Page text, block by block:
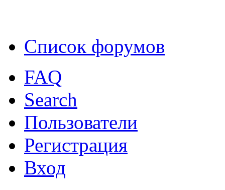
Список форумов
FAQ
Search
Пользователи
Регистрация
Вход